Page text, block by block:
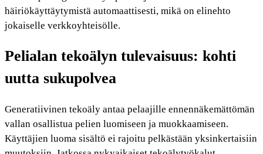
häiriökäyttäytymistä automaattisesti, mikä on elinehto
jokaiselle verkkoyhteisölle.
Pelialan tekoälyn tulevaisuus: kohti
uutta sukupolvea
Generatiivinen tekoäly antaa pelaajille ennennäkemättömän
vallan osallistua pelien luomiseen ja muokkaamiseen.
Käyttäjien luoma sisältö ei rajoitu pelkästään yksinkertaisiin